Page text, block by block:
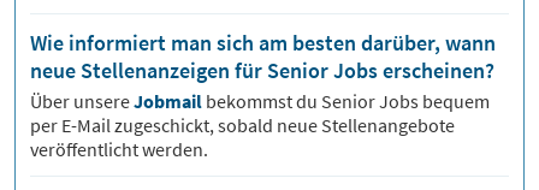
Wie informiert man sich am besten darüber, wann
neue Stellenanzeigen für Senior Jobs erscheinen?
Über unsereJobmail bekommst du SeniorJobs bequem
per E-Mail zugeschickt, sobald neue Stellenangebote
veröffentlicht werden.